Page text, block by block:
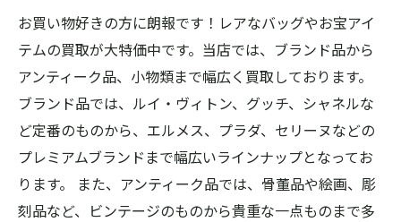
お買い物好きの方に朗報です！レアなバッグやお宝アイ
テムの買取が大特価中です。当店では、ブランド品から
アンティーク品、小物類まで幅広く買取しております。
ブランド品では、ルイ・ヴィトン、グッチ、シャネルな
ど定番のものから、エルメス、プラダ、セリーヌなどの
プレミアムブランドまで幅広いラインナップとなってお
ります。 また、アンティーク品では、骨董品や絵画、彫
刻品など、ビンテージのものから貴重な一点ものまで多